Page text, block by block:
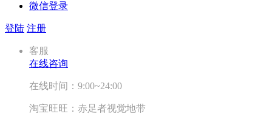
微信登录
登陆 注册
客服
在线咨询
在线时间：9:00~24:00
淘宝旺旺：赤足者视觉地带